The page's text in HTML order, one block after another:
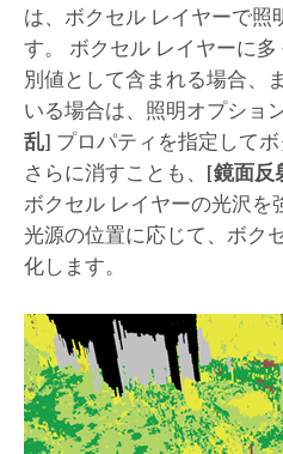
は、ボクセル レイヤーで照
す。 ボクセル レイヤーに
別値として含まれる場合、
いる場合は、照明オプショ
乱] プロパティを指定して
さらに消すことも、 [鏡面反
ボクセル レイヤーの光沢を
光源の位置に応じて、ボク
化します。